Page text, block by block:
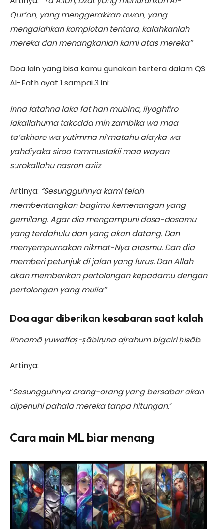
Qur’an, yang menggerakkan awan, yang
mengalahkan komplotan tentara, kalahkanlah
mereka dan menangkanlah kami atas mereka”
Doa lain yang bisa kamu gunakan tertera dalam QS
Al-Fath ayat 1 sampai 3 ini:
Inna fatahna laka fat han mubina, liyoghfiro
lakallahuma takodda min zambika wa maa
ta’akhoro wa yutimma ni’matahu alayka wa
yahdiyaka siroo tommustakii maa wayan
surokallahu nasron aziiz
Artinya: “Sesungguhnya kami telah
membentangkan bagimu kemenangan yang
gemilang. Agar dia mengampuni dosa-dosamu
yang terdahulu dan yang akan datang. Dan
menyempurnakan nikmat-Nya atasmu. Dan dia
memberi petunjuk di jalan yang lurus. Dan Allah
akan memberikan pertolongan kepadamu dengan
pertolongan yang mulia”
Doa agar diberikan kesabaran saat kalah
IInnamā yuwaffaṣ-ṣābirụna ajrahum bigairi ḥisāb.
Artinya:
“Sesungguhnya orang-orang yang bersabar akan
dipenuhi pahala mereka tanpa hitungan.”
Cara main ML biar menang